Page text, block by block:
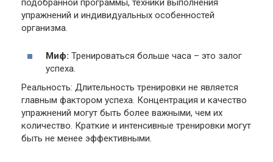
подобранной программы, техники выполнения
упражнений и индивидуальных особенностей
организма.
Миф: Тренироваться больше часа – это залог
успеха.
Реальность: Длительность тренировки не является
главным фактором успеха. Концентрация и качество
упражнений могут быть более важными, чем их
количество. Краткие и интенсивные тренировки могут
быть не менее эффективными.